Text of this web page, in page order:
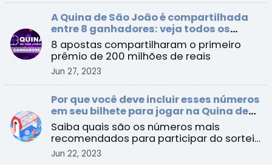
A Quina de São João é compartilhada
entre 8 ganhadores: veja todos os
resultados
8 apostas compartilharam o primeiro
prêmio de 200 milhões de reais
Jun 27, 2023
Por que você deve incluir esses números
em seu bilhete para jogar na Quina de
São João
Saiba quais são os números mais
recomendados para participar do sorteio
especial de R$ 200 milhões
Jun 22, 2023